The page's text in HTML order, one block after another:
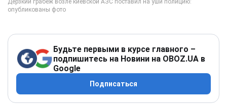
Будьте первыми в курсе главного –
подпишитесь на Новини на OBOZ.UA в
Google
Подписаться